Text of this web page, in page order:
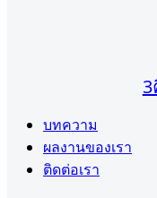
บทความ
ผลงานของเรา
ติดต่อเรา